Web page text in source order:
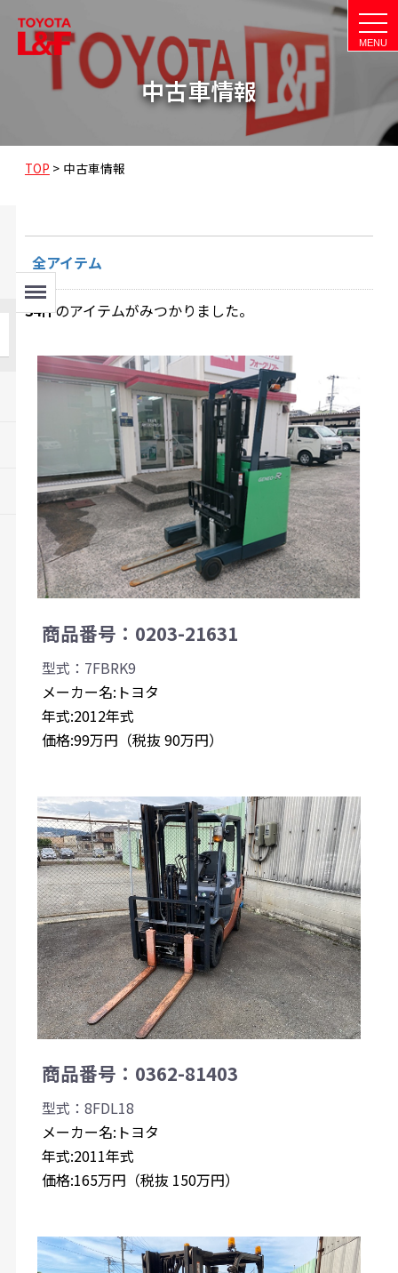
t
o
g
中古車情報
TOP > 中古車情報
Menu
全アイテム
34件のアイテムがみつかりました。
商品番号：0203-21631
型式：7FBRK9
メーカー名:トヨタ
年式:2012年式
価格:99万円（税抜 90万円）
商品番号：0362-81403
型式：8FDL18
メーカー名:トヨタ
年式:2011年式
価格:165万円（税抜 150万円）